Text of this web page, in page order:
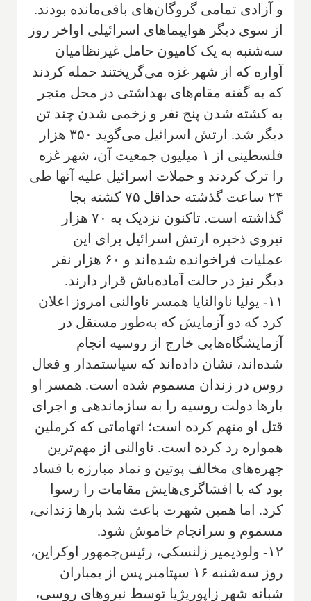
و آزادی تمامی گروگان‌های باقی‌مانده بودند.
از سوی دیگر هواپیماهای اسرائیلی اواخر روز
سه‌شنبه به یک کامیون حامل غیرنظامیان
آواره که از شهر غزه می‌گریختند حمله کردند
که به گفته مقام‌های بهداشتی در محل منجر
به کشته شدن پنج نفر و زخمی شدن چند تن
دیگر شد. ارتش اسرائیل می‌گوید ۳۵۰ هزار
فلسطینی از ۱ میلیون جمعیت آن، شهر غزه
را ترک کردند و حملات اسرائیل علیه آنها طی
۲۴ ساعت گذشته حداقل ۷۵ کشته بجا
گذاشته است. تاکنون نزدیک به ۷۰ هزار
نیروی ذخیره ارتش اسرائیل برای این
عملیات فراخوانده شده‌اند و ۶۰ هزار نفر
دیگر نیز در حالت آماده‌باش قرار دارند.
۱۱- یولیا ناوالنایا همسر ناوالنی امروز اعلان
کرد که دو آزمایش که به‌طور مستقل در
آزمایشگاه‌هایی خارج از روسیه انجام
شده‌اند، نشان داده‌اند که سیاستمدار و فعال
روس در زندان مسموم شده است. همسر او
بارها دولت روسیه را به سازماندهی و اجرای
قتل او متهم کرده است؛ اتهاماتی که کرملین
همواره رد کرده است. ناوالنی از مهم‌ترین
چهره‌های مخالف پوتین و نماد مبارزه با فساد
بود که با افشاگری‌هایش مقامات را رسوا
کرد. اما همین شهرت باعث شد بارها زندانی،
مسموم و سرانجام خاموش شود.
۱۲- ولودیمیر زلنسکی، رئیس‌جمهور اوکراین،
روز سه‌شنبه ۱۶ سپتامبر پس از بمباران
شبانه شهر زاپوریژیا توسط نیروهای روسی،